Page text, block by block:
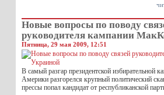
Новые вопросы по поводу
руководителя кампании
Пятница, 29 мая 2009, 12:51
В самый разгар президентской избирательной
Америки разгорелся крупный политический
прессы попал кандидат от республиканской